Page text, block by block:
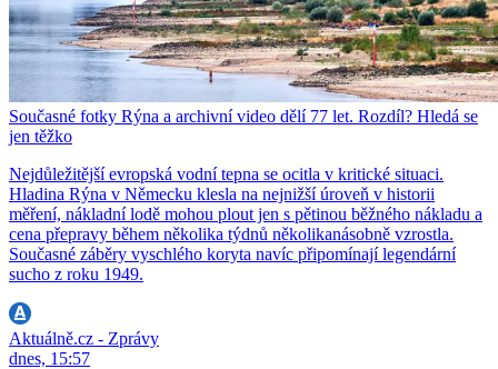
Současné fotky Rýna a archivní video dělí 77 let. Rozdíl? Hledá se
jen těžko
Nejdůležitější evropská vodní tepna se ocitla v kritické situaci.
Hladina Rýna v Německu klesla na nejnižší úroveň v historii
měření, nákladní lodě mohou plout jen s pětinou běžného nákladu a
cena přepravy během několika týdnů několikanásobně vzrostla.
Současné záběry vyschlého koryta navíc připomínají legendární
sucho z roku 1949.
Aktuálně.cz - Zprávy
dnes, 15:57